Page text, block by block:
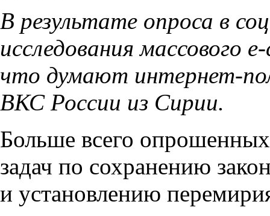
В результате опроса в
исследования массового
что думают интернет-
ВКС России из Сирии.
Больше всего
задач по сохранению
и установлению